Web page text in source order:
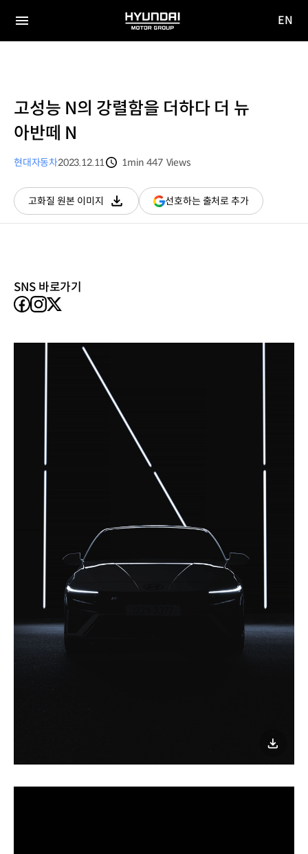
전체
HYUNDAI
MOTOR
EN
고성능 N의 강렬함을 더하다 더 뉴
아반떼 N
현대자동차2023.12.11
1min 447 Views
고화질 원본 이미지
다운로드
선호하는 출처로 추가(새
창
SNS 바로가기
facebook
instagram
X
이미지
다운로드